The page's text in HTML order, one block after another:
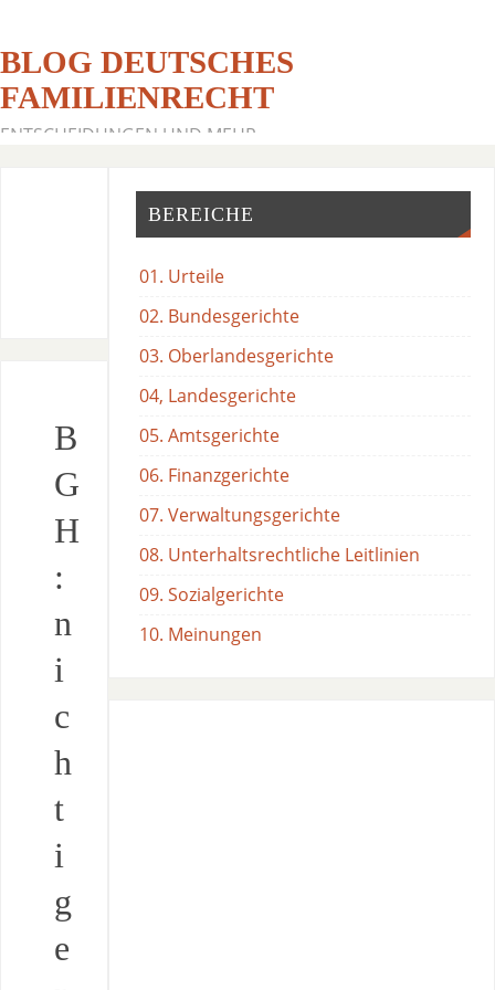
BLOG DEUTSCHES
FAMILIENRECHT
ENTSCHEIDUNGEN UND MEHR
B
G
H
:
n
i
c
h
t
i
g
e
BEREICHE
01. Urteile
02. Bundesgerichte
03. Oberlandesgerichte
04, Landesgerichte
05. Amtsgerichte
06. Finanzgerichte
07. Verwaltungsgerichte
08. Unterhaltsrechtliche Leitlinien
09. Sozialgerichte
10. Meinungen